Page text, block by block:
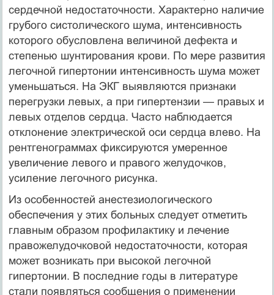
сердечной недостаточности. Характерно наличие
грубого систолического шума, интенсивность
которого обусловлена величиной дефекта и
степенью шунтирования крови. По мере развития
легочной гипертонии интенсивность шума может
уменьшаться. На ЭКГ выявляются признаки
перегрузки левых, а при гипертензии — правых и
левых отделов сердца. Часто наблюдается
отклонение электрической оси сердца влево. На
рентгенограммах фиксируются умеренное
увеличение левого и правого желудочков,
усиление легочного рисунка.
Из особенностей анестезиологического
обеспечения у этих больных следует отметить
главным образом профилактику и лечение
правожелудочковой недостаточности, которая
может возникать при высокой легочной
гипертонии. В последние годы в литературе
стали появляться сообщения о применении